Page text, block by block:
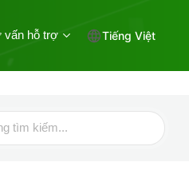
vấn hỗ trợ Tiếng Việt